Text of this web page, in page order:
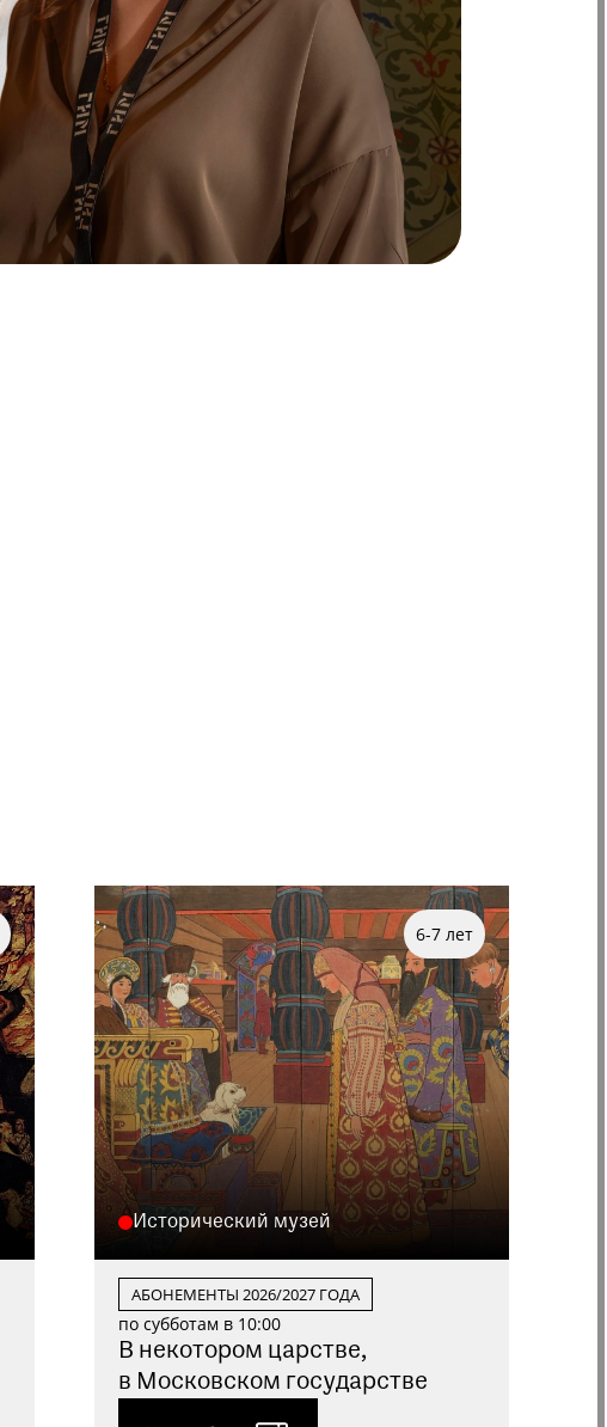
Исторический музей
6-7 лет
АБОНЕМЕНТЫ 2026/2027 ГОДА
по субботам в 10:00
В некотором царстве,
в Московском государстве